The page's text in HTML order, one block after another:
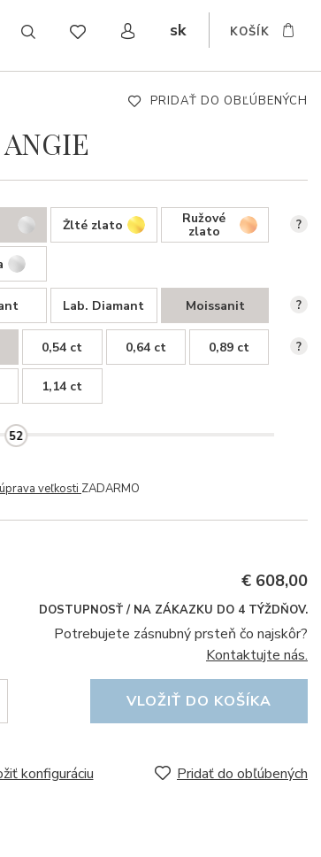
sk
CZ EN DE
KOŠÍK
PRIDAŤ DO OBĽÚBENÝCH
Žlté zlato Ružové
zlato
?
Lab. Diamant Moissanit ?
0,54 ct 0,64 ct 0,89 ct
1,14 ct
?
52
úprava veľkosti ZADARMO
€ 608,00
DOSTUPNOSŤ / NA ZÁKAZKU DO 4 TÝŽDŇOV.
Potrebujete zásnubný prsteň čo najskôr?
Kontaktujte nás.
VLOŽIŤ DO KOŠÍKA
konfiguráciu Pridať do obľúbených